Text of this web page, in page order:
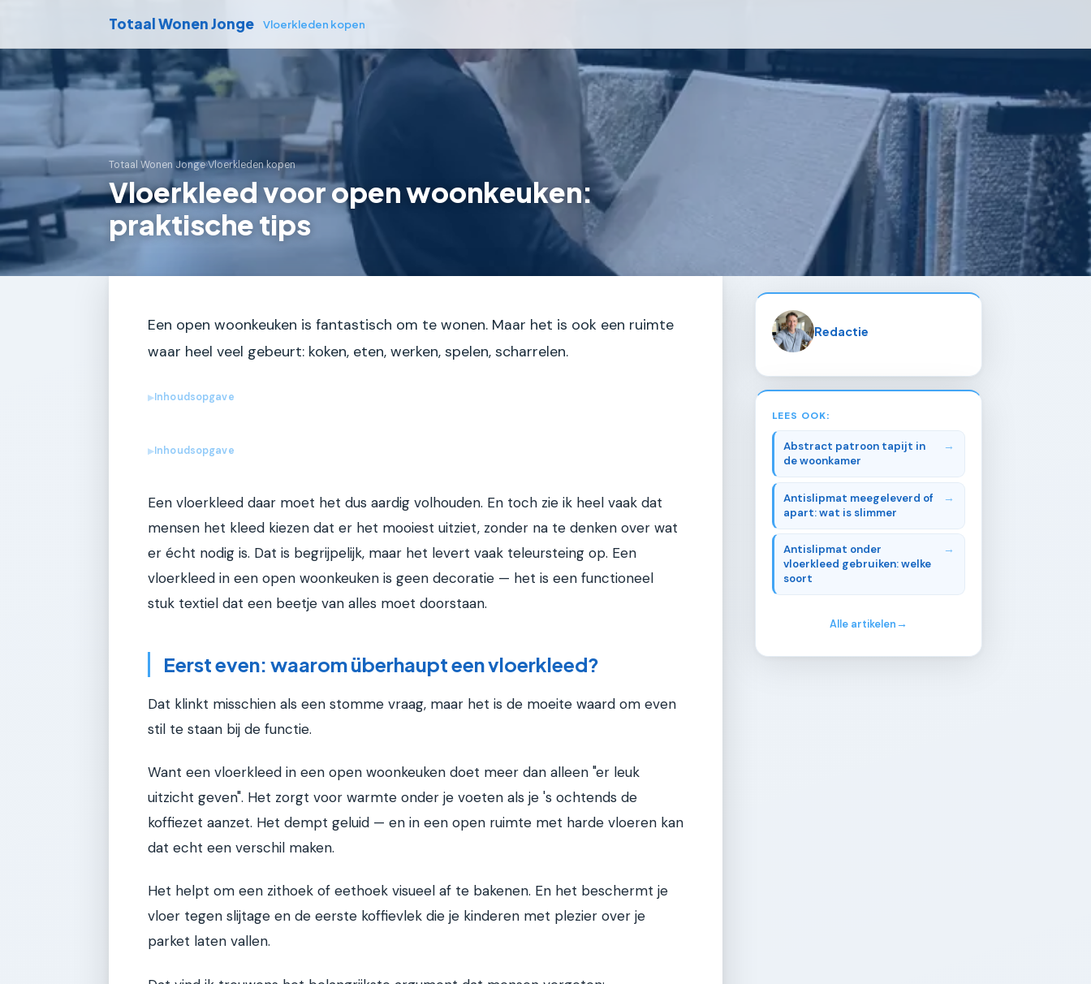
Totaal Wonen Jonge Vloerkleden kopen
Totaal Wonen Jonge›Vloerkleden kopen
Vloerkleed voor open woonkeuken:
praktische tips
Een open woonkeuken is fantastisch om te wonen. Maar het is ook een ruimte
waar heel veel gebeurt: koken, eten, werken, spelen, scharrelen.
▶Inhoudsopgave
▶Inhoudsopgave
Een vloerkleed daar moet het dus aardig volhouden. En toch zie ik heel vaak dat
mensen het kleed kiezen dat er het mooiest uitziet, zonder na te denken over wat
er écht nodig is. Dat is begrijpelijk, maar het levert vaak teleursteing op. Een
vloerkleed in een open woonkeuken is geen decoratie — het is een functioneel
stuk textiel dat een beetje van alles moet doorstaan.
Eerst even: waarom überhaupt een vloerkleed?
Dat klinkt misschien als een stomme vraag, maar het is de moeite waard om even
stil te staan bij de functie.
Want een vloerkleed in een open woonkeuken doet meer dan alleen "er leuk
uitzicht geven". Het zorgt voor warmte onder je voeten als je 's ochtends de
koffiezet aanzet. Het dempt geluid — en in een open ruimte met harde vloeren kan
dat echt een verschil maken.
Het helpt om een zithoek of eethoek visueel af te bakenen. En het beschermt je
vloer tegen slijtage en de eerste koffievlek die je kinderen met plezier over je
parket laten vallen.
Redactie
LEES OOK:
Abstract patroon tapijt in
de woonkamer
Antislipmat meegeleverd of
apart: wat is slimmer
Antislipmat onder
vloerkleed gebruiken: welke
soort
Alle artikelen